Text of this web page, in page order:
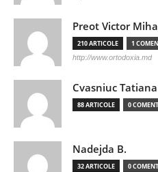
Preot Victor
210 ARTICOLE 1
http://www.ortodoxia.md
Cvasniuc Tatiana
88 ARTICOLE 0
Nadejda B.
32 ARTICOLE 0